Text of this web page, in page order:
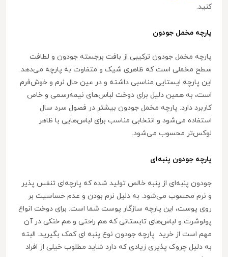
کنید.
پارچه مخمل جودون
پارچه مخمل جودون ترکیبی از بافت برجسته جودون و لطافت
سطح مخملی است که ظاهری شیک و متفاوت به پارچه می‌دهد.
این پارچه ایستایی مناسبی داشته و در عین حال نرم و خوش‌فرم
است، به همین دلیل برای دوخت لباس‌های نیمه‌رسمی و خاص
کاربرد دارد. پارچه مخمل جودون بیشتر در فصول سرد سال
استفاده می‌شود و انتخابی مناسب برای لباس‌هایی با ظاهر
لوکس‌تر محسوب می‌شود.
پارچه جودون پنبه‌ای
جودون پنبه‌ای از پنبه خالص تولید شده که پارچه‌ای تنفس پذیر
و نرم محسوب می‌شود. به دلیل نرم بودن و عدم حساسیت بر
روی پوست، این پارچه سازگار پوست شما است. برای دوخت انواع
پولوشرت و لباس‌های تابستانی که هم راحتی و هم خنکی در آن
مهم است از خرید پارچه جودون نوع پنبه ای کمک بگیرید. البته
به دلیل چروک پذیری زیادی که دارد شاید مطلوب خیلی از افراد